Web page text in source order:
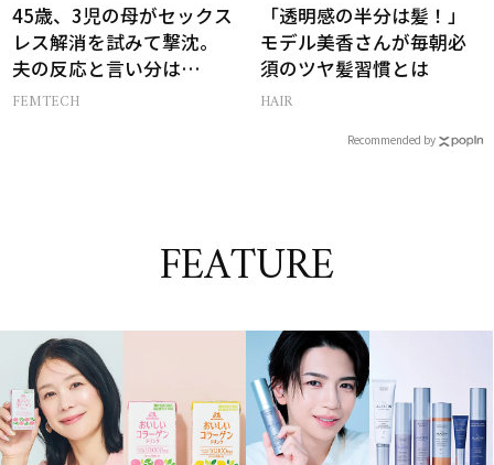
45歳、3児の母がセックス
レス解消を試みて撃沈。
夫の反応と言い分は…
FEMTECH
「透明感の半分は髪！」
モデル美香さんが毎朝必
須のツヤ髪習慣とは
HAIR
Recommended by
FEATURE